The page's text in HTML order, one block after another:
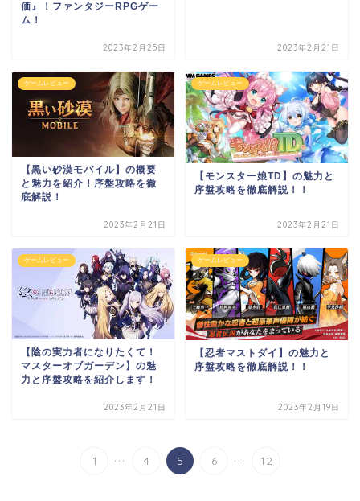
価』！ファンタジーRPGゲー
ム！
2023年2月25日 2023年2月21日
ゲームレビュー
【黒い砂漠モバイル】の概要
と魅力を紹介！序盤攻略を徹
底解説！
2023年2月21日
ゲームレビュー
【モンスター娘TD】の魅力と
序盤攻略を徹底解説！！
2023年2月21日
ゲームレビュー
【陰の実力者になりたくて！
マスターオブガーデン】の魅
力と序盤攻略を紹介します！
2023年2月21日
ゲームレビュー
【忍者マストダイ】の魅力と
序盤攻略を徹底解説！！
2023年2月19日
1 ... 4 5 6 ... 12